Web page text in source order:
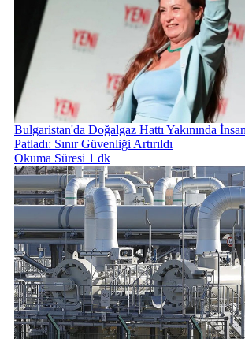
Bulgaristan'da Doğalgaz Hattı Yakınında
Patladı: Sınır Güvenliği Artırıldı
Okuma Süresi 1 dk